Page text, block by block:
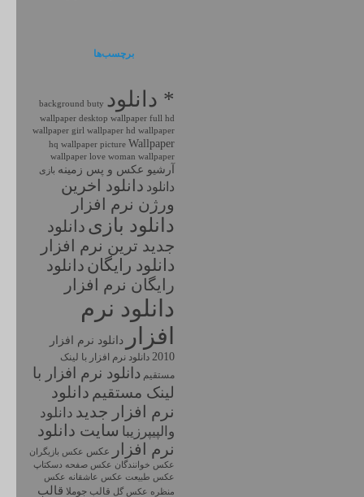
برچسب‌ها
* دانلود background buty
wallpaper desktop wallpaper full hd
wallpaper girl wallpaper hd wallpaper
hq wallpaper picture Wallpaper
wallpaper love woman wallpaper
آرشیو عکس و پس زمینه بازی
دانلود دانلود اخرين
ورژن نرم افزار
دانلود بازی دانلود
جديد ترين نرم افزار
دانلود رايگان دانلود
رايگان نرم افزار
دانلود نرم
افزار
دانلود نرم افزار
2010 دانلود نرم افزار با لينک
مستقيم دانلود نرم افزار با
لینک مستقیم دانلود
نرم افزار جديد دانلود
والپیپرزیبا سايت دانلود
نرم افزار
عکس عکس بازیگران
عکس خوانندگان عکس صفحه دسکتاپ
عکس طبیعت عکس عاشقانه عکس
منظره عکس گل قالب جوملا قالب